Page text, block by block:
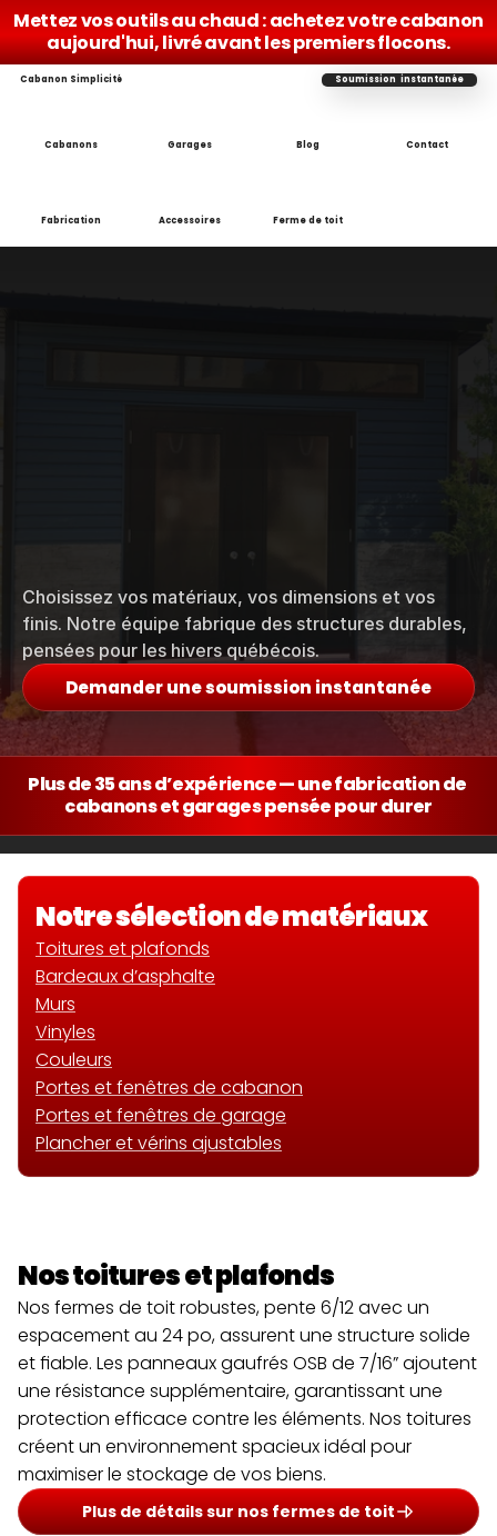
Mettez vos outils au chaud : achetez votre cabanon
aujourd'hui, livré avant les premiers flocons.
Cabanon Simplicité Soumission  instantanée
Cabanons Garages Blog Contact
Fabrication Accessoires Ferme de toit
Matériaux de qualité,
fabrication sur-mesure.
Choisissez vos matériaux, vos dimensions et vos
finis. Notre équipe fabrique des structures durables,
pensées pour les hivers québécois.
Demander une soumission instantanée
Plus de 35 ans d’expérience — une fabrication de
cabanons et garages pensée pour durer
Notre sélection de matériaux
Toitures et plafonds
Bardeaux d’asphalte
Murs
Vinyles
Couleurs
Portes et fenêtres de cabanon
Portes et fenêtres de garage
Plancher et vérins ajustables
Nos toitures et plafonds
Nos fermes de toit robustes, pente 6/12 avec un
espacement au 24 po, assurent une structure solide
et fiable. Les panneaux gaufrés OSB de 7/16” ajoutent
une résistance supplémentaire, garantissant une
protection efficace contre les éléments. Nos toitures
créent un environnement spacieux idéal pour
maximiser le stockage de vos biens.
Plus de détails sur nos fermes de toit